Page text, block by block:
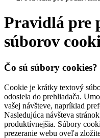
Pravidlá pre
súborov
Čo sú súbory cookies?
Cookie je krátky textový
odosiela do prehliadača.
vašej návšteve, napríklad
Nasledujúca návšteva
produktívnejšia. Súbory
prezeranie webu oveľa